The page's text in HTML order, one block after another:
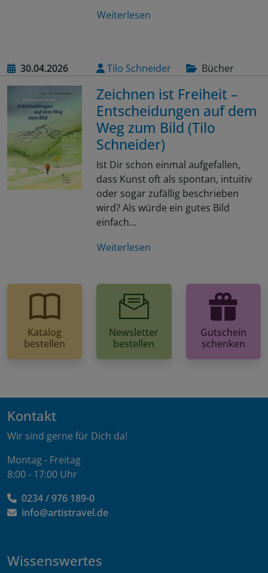
Weiterlesen
30.04.2026 Tilo Schneider Bücher
Zeichnen ist Freiheit –
Entscheidungen auf dem
Weg zum Bild (Tilo
Schneider)
Ist Dir schon einmal aufgefallen,
dass Kunst oft als spontan, intuitiv
oder sogar zufällig beschrieben
wird? Als würde ein gutes Bild
einfach…
Weiterlesen
Katalog
bestellen
Newsletter
bestellen
Gutschein
schenken
Kontakt
Wir sind gerne für Dich da!
Montag - Freitag
8:00 - 17:00 Uhr
0234 / 976 189-0
info@artistravel.de
Wissenswertes